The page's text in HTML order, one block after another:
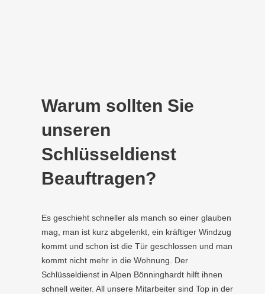
Warum sollten Sie
unseren
Schlüsseldienst
Beauftragen?
Es geschieht schneller als manch so einer glauben
mag, man ist kurz abgelenkt, ein kräftiger Windzug
kommt und schon ist die Tür geschlossen und man
kommt nicht mehr in die Wohnung. Der
Schlüsseldienst in Alpen Bönninghardt hilft ihnen
schnell weiter. All unsere Mitarbeiter sind Top in der